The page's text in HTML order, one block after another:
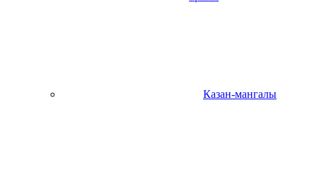
Казан-мангалы